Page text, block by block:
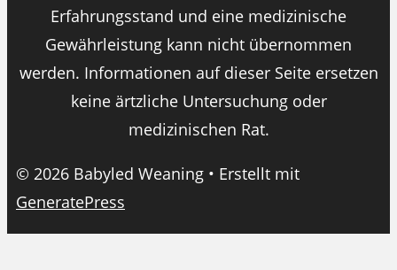
Erfahrungsstand und eine medizinische
Gewährleistung kann nicht übernommen
werden. Informationen auf dieser Seite ersetzen
keine ärtzliche Untersuchung oder
medizinischen Rat.
© 2026 Babyled Weaning • Erstellt mit
GeneratePress